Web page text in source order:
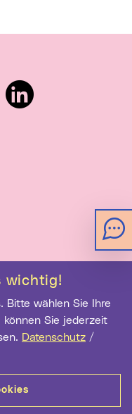
wichtig!
können Sie jederzeit
Datenschutz /
LinkedIn